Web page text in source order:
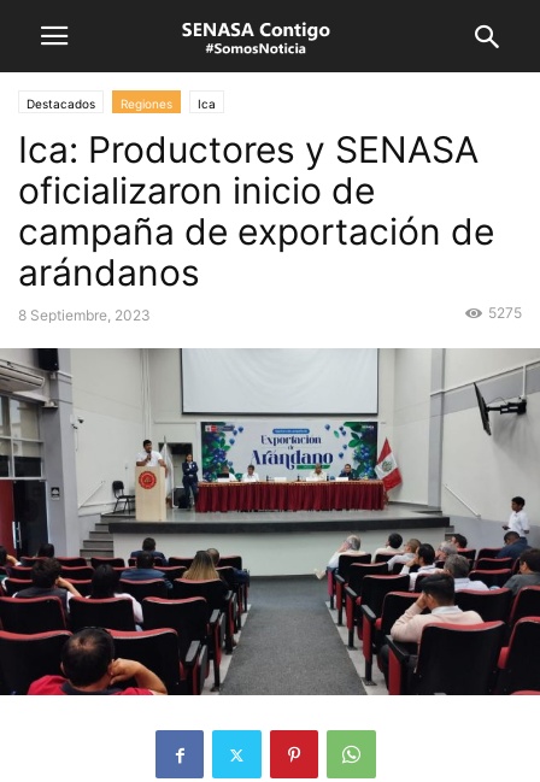
Destacados Regiones Ica
Ica: Productores y SENASA
oficializaron inicio de
campaña de exportación de
arándanos
8 Septiembre, 2023 5275